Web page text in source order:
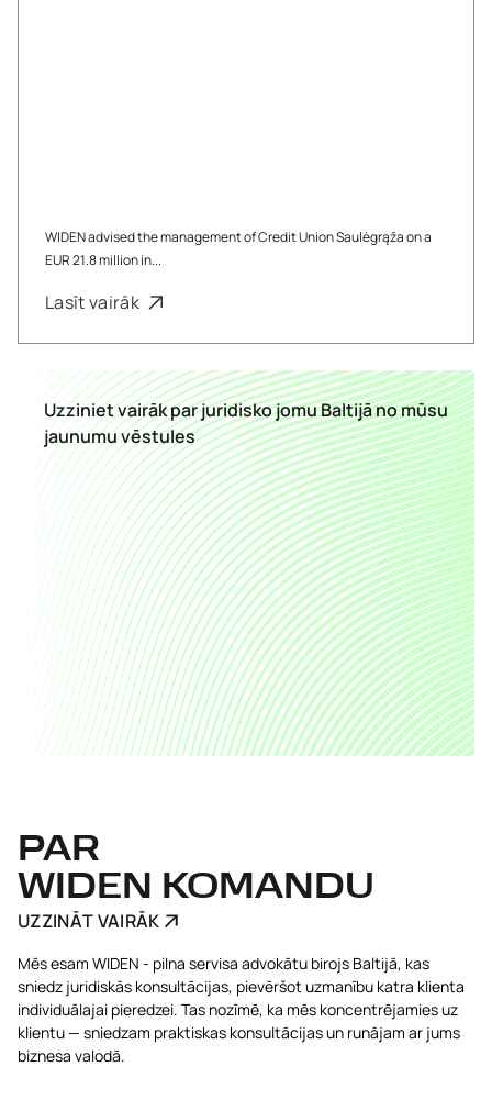
WIDEN advised the management of Credit Union Saulėgrąža on a
EUR 21.8 million in...
Lasīt vairāk
Uzziniet vairāk par juridisko jomu Baltijā no mūsu
jaunumu vēstules
PAR
WIDEN KOMANDU
UZZINĀT VAIRĀK
Mēs esam WIDEN - pilna servisa advokātu birojs Baltijā, kas
sniedz juridiskās konsultācijas, pievēršot uzmanību katra klienta
individuālajai pieredzei. Tas nozīmē, ka mēs koncentrējamies uz
klientu — sniedzam praktiskas konsultācijas un runājam ar jums
biznesa valodā.